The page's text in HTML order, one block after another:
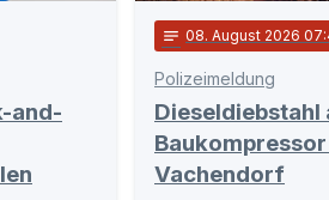
and-
notes 08. August 2026
Polizeimeldung
Dieseldiebstahl
Baukompressor
Vachendorf